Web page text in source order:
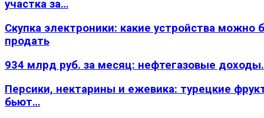
участка за…
Скупка электроники: какие устройства можно
продать
934 млрд руб. за месяц: нефтегазовые
Персики, нектарины и ежевика: турецкие
бьют…